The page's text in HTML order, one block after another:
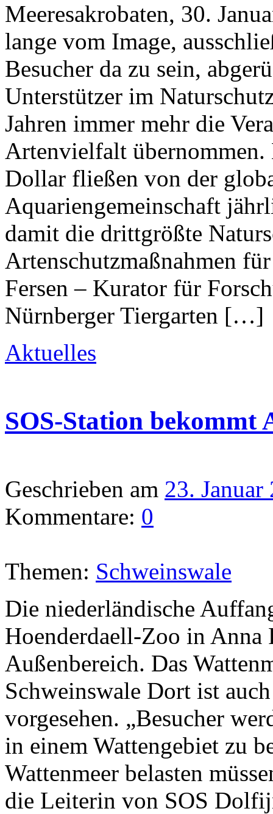
Meeresakrobaten, 30.
lange vom Image,
Besucher da zu sein,
Unterstützer im
Jahren immer mehr die
Artenvielfalt
Dollar fließen von der
Aquariengemeinschaft
damit die drittgrößte
Artenschutzmaßnahmen
Fersen – Kurator für
Nürnberger Tiergarten […]
Aktuelles
SOS-Station bekommt
Geschrieben am 23. Januar
Kommentare: 0
Themen: Schweinswale
Die niederländische
Hoenderdaell-Zoo in Anna
Außenbereich. Das
Schweinswale Dort ist
vorgesehen. „Besucher
in einem Wattengebiet zu
Wattenmeer belasten
die Leiterin von SOS